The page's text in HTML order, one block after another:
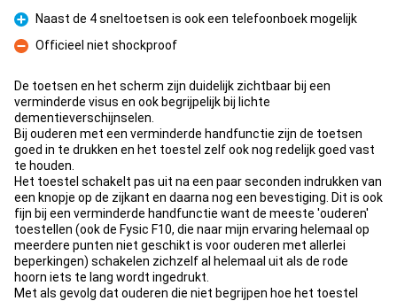
Pro
Naast de 4 sneltoetsen is ook een telefoonboek mogelijk
Con
Officieel niet shockproof
De toetsen en het scherm zijn duidelijk zichtbaar bij een
verminderde visus en ook begrijpelijk bij lichte
dementieverschijnselen.
Bij ouderen met een verminderde handfunctie zijn de toetsen
goed in te drukken en het toestel zelf ook nog redelijk goed vast
te houden.
Het toestel schakelt pas uit na een paar seconden indrukken van
een knopje op de zijkant en daarna nog een bevestiging. Dit is ook
fijn bij een verminderde handfunctie want de meeste 'ouderen'
toestellen (ook de Fysic F10, die naar mijn ervaring helemaal op
meerdere punten niet geschikt is voor ouderen met allerlei
beperkingen) schakelen zichzelf al helemaal uit als de rode
hoorn iets te lang wordt ingedrukt.
Met als gevolg dat ouderen die niet begrijpen hoe het toestel